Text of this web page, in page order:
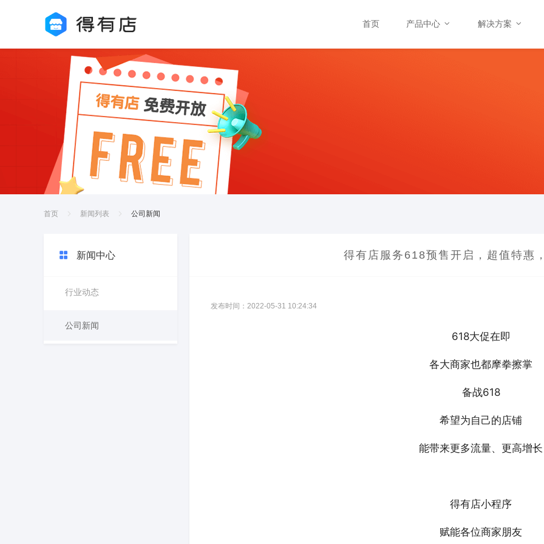
首页 产品中心 解决方案
首页 新闻列表 公司新闻
新闻中心
行业动态
公司新闻
得有店服务618预售开启，超值特惠
发布时间：2022-05-31 10:24:34
618大促在即
各大商家也都摩拳擦掌
备战618
希望为自己的店铺
能带来更多流量、更高增长
得有店小程序
赋能各位商家朋友